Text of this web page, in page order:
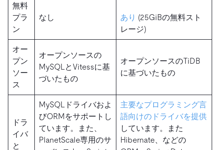
無料
プラ
ン
なし あり (25GiBの無料スト
レージ)
オー
プン
ソー
ス
オープンソースの
MySQLとVitessに基
づいたもの
オープンソースのTiDB
に基づいたもの
ドラ
イバ
と
MySQLドライバおよ
びORMをサポートし
ています。また、
PlanetScale専用のサ
主要なプログラミング言
語向けのドライバを提供
しています。また
Hibernate、などの